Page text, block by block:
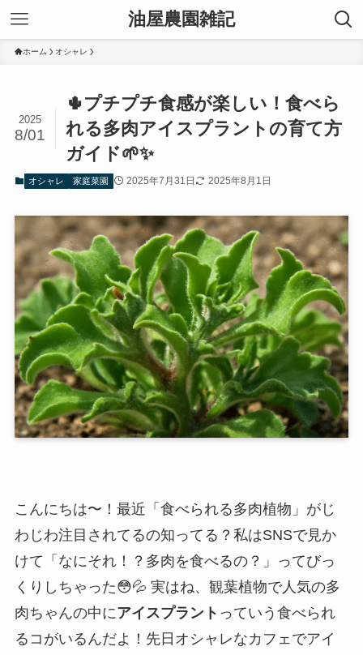
油屋農園雑記
ホーム オシャレ
🌵プチプチ食感が楽しい！食べら
れる多肉アイスプラントの育て方
ガイド🌱✨
2025
8/01
オシャレ 家庭菜園 2025年7月31日 2025年8月1日
こんにちは〜！最近「食べられる多肉植物」がじ
わじわ注目されてるの知ってる？私はSNSで見か
けて「なにそれ！？多肉を食べるの？」ってびっ
くりしちゃった😳💦 実はね、観葉植物で人気の多
肉ちゃんの中にアイスプラント っていう食べられ
るコがいるんだよ！先日オシャレなカフェでアイ